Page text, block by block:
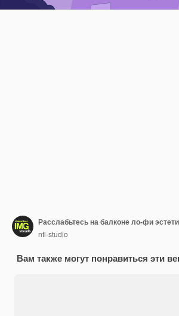
ntl-studio
Вам также могут понравиться эти